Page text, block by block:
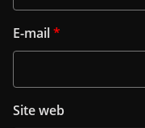
E-mail*
Site web